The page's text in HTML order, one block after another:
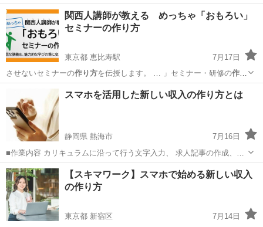
問い合わせ対応、 SNS運営などを担当していただきます。 ・未経験の
方でも安心して始められます ・作業量に応じて報 酬アップが見込めま
す ...
島根 益田市 キャンペーン
関西人講師が教える めっちゃ「おもろい」
セミナーの作り方
東京都 恵比寿駅
7月17日
させないセミナーの作り方を伝授します。 … 」セミナー・研修の作り
方を具体的に解説しま…
千代田区 恵比寿駅 セミナー 作り方
スマホを活用した新しい収入の作り方とは
静岡県 熱海市
7月16日
■作業内容 カリキュラムに沿って行う文字入力、 求人記事の作成、お
問い合わせ対応、 SNS運営などを担当していただきます。 ・未経験の
方でも安心して始められます ・作業量に応じて報 酬アップが見込めま
す ...
静岡 熱海市 キャンペーン
【スキマワーク】スマホで始める新しい収入
の作り方
東京都 新宿区
7月14日